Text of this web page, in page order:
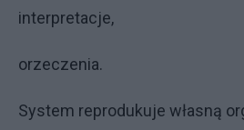
interpretacje,
orzeczenia.
System reprodukuje własną